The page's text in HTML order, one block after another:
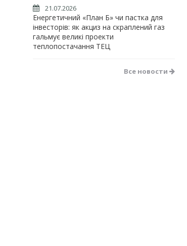
21.07.2026
Енергетичний «План Б» чи пастка для
інвесторів: як акциз на скраплений газ
гальмує великі проекти
теплопостачання ТЕЦ
Все новости